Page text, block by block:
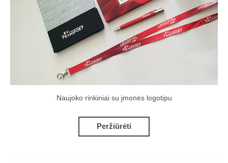
Naujoko rinkiniai su įmonės logotipu
Peržiūrėti